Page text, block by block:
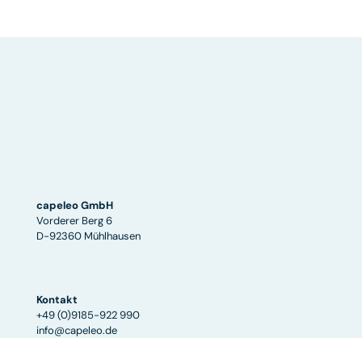
capeleo GmbH
Vorderer Berg 6
D-92360 Mühlhausen
Kontakt
+49 (0)9185-922 990
info@capeleo.de